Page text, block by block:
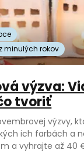
minulých rokov
výzva:
tvoriť
výzvy,
ich farbách a
a vyhrajte až 40